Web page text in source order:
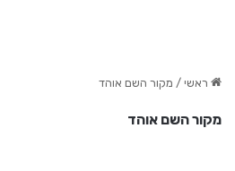
ראשי / מקור השם אוהד
מקור השם אוהד